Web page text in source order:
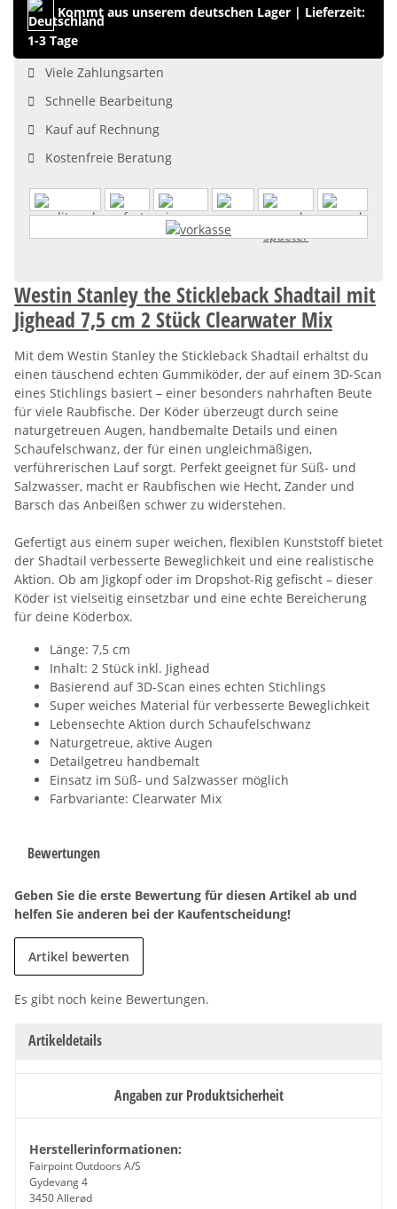
Kommt aus unserem deutschen Lager | Lieferzeit:
1-3 Tage
Viele Zahlungsarten
Schnelle Bearbeitung
Kauf auf Rechnung
Kostenfreie Beratung
Westin Stanley the Stickleback Shadtail mit
Jighead 7,5 cm 2 Stück Clearwater Mix
Mit dem Westin Stanley the Stickleback Shadtail erhältst du
einen täuschend echten Gummiköder, der auf einem 3D-Scan
eines Stichlings basiert – einer besonders nahrhaften Beute
für viele Raubfische. Der Köder überzeugt durch seine
naturgetreuen Augen, handbemalte Details und einen
Schaufelschwanz, der für einen ungleichmäßigen,
verführerischen Lauf sorgt. Perfekt geeignet für Süß- und
Salzwasser, macht er Raubfischen wie Hecht, Zander und
Barsch das Anbeißen schwer zu widerstehen.
Gefertigt aus einem super weichen, flexiblen Kunststoff bietet
der Shadtail verbesserte Beweglichkeit und eine realistische
Aktion. Ob am Jigkopf oder im Dropshot-Rig gefischt – dieser
Köder ist vielseitig einsetzbar und eine echte Bereicherung
für deine Köderbox.
Länge: 7,5 cm
Inhalt: 2 Stück inkl. Jighead
Basierend auf 3D-Scan eines echten Stichlings
Super weiches Material für verbesserte Beweglichkeit
Lebensechte Aktion durch Schaufelschwanz
Naturgetreue, aktive Augen
Detailgetreu handbemalt
Einsatz im Süß- und Salzwasser möglich
Farbvariante: Clearwater Mix
Bewertungen
Geben Sie die erste Bewertung für diesen Artikel ab und
helfen Sie anderen bei der Kaufentscheidung!
Artikel bewerten
Es gibt noch keine Bewertungen.
Artikeldetails
Angaben zur Produktsicherheit
Herstellerinformationen:
Fairpoint Outdoors A/S
Gydevang 4
3450 Allerød